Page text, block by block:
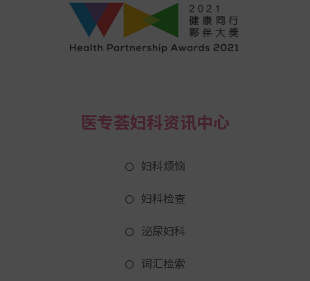
医专荟妇科资讯中心
妇科烦恼
妇科检查
泌尿妇科
词汇检索